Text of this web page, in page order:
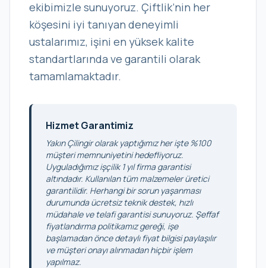
ekibimizle sunuyoruz. Çiftlik’nin her
köşesini iyi tanıyan deneyimli
ustalarımız, işini en yüksek kalite
standartlarında ve garantili olarak
tamamlamaktadır.
Hizmet Garantimiz
Yakın Çilingir olarak yaptığımız her işte %100
müşteri memnuniyetini hedefliyoruz.
Uyguladığımız işçilik 1 yıl firma garantisi
altındadır. Kullanılan tüm malzemeler üretici
garantilidir. Herhangi bir sorun yaşanması
durumunda ücretsiz teknik destek, hızlı
müdahale ve telafi garantisi sunuyoruz. Şeffaf
fiyatlandırma politikamız gereği, işe
başlamadan önce detaylı fiyat bilgisi paylaşılır
ve müşteri onayı alınmadan hiçbir işlem
yapılmaz.